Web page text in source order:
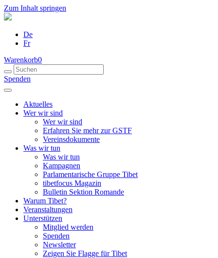
Zum Inhalt springen
De
Fr
Warenkorb0
Spenden
Aktuelles
Wer wir sind
Wer wir sind
Erfahren Sie mehr zur GSTF
Vereinsdokumente
Was wir tun
Was wir tun
Kampagnen
Parlamentarische Gruppe Tibet
tibetfocus Magazin
Bulletin Sektion Romande
Warum Tibet?
Veranstaltungen
Unterstützen
Mitglied werden
Spenden
Newsletter
Zeigen Sie Flagge für Tibet